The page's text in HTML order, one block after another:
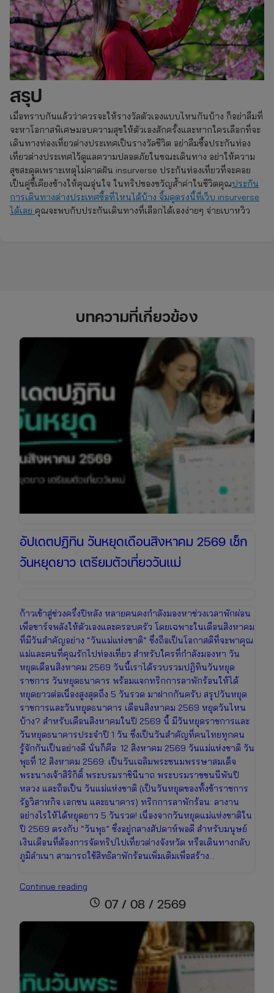
สรุป
เมื่อทราบกันแล้วว่าควรจะให้รางวัลตัวเองแบบไหนกันบ้าง ก็อย่าลืมที่
จะหาโอกาสพิเศษมอบความสุขให้ตัวเองสักครั้งและหากใครเลือกที่จะ
เดินทางท่องเที่ยวต่างประเทศเป็นรางวัลชีวิต อย่าลืมซื้อประกันท่อง
เที่ยวต่างประเทศไว้ดูแลความปลอดภัยในขณะเดินทาง อย่าให้ความ
สุขสะดุดเพราะเหตุไม่คาดฝัน insurverse ประกันท่องเที่ยวที่จะคอย
เป็นคู่ซี้เคียงข้างให้คุณอุ่นใจ ในทริปของขวัญล้ำค่าในชีวิตคุณประกัน
การเดินทางต่างประเทศซื้อที่ไหนได้บ้าง จิ้มดูตรงนี้ที่เว็บ insurverse
ได้เลย คุณจะพบกับประกันเดินทางที่เลือกได้เองง่ายๆ จ่ายเบาหวิว
บทความที่เกี่ยวข้อง
อัปเดตปฏิทิน วันหยุดเดือนสิงหาคม 2569 เช็ก
วันหยุดยาว เตรียมตัวเที่ยววันแม่
ก้าวเข้าสู่ช่วงครึ่งปีหลัง หลายคนคงกำลังมองหาช่วงเวลาพักผ่อน
เพื่อชาร์จพลังให้ตัวเองและครอบครัว โดยเฉพาะในเดือนสิงหาคม
ที่มีวันสำคัญอย่าง “วันแม่แห่งชาติ” ซึ่งถือเป็นโอกาสดีที่จะพาคุณ
แม่และคนที่คุณรักไปท่องเที่ยว สำหรับใครที่กำลังมองหา วัน
หยุดเดือนสิงหาคม 2569 วันนี้เราได้รวบรวมปฏิทินวันหยุด
ราชการ วันหยุดธนาคาร พร้อมแจกทริกการลาพักร้อนให้ได้
หยุดยาวต่อเนื่องสูงสุดถึง 5 วันรวด มาฝากกันครับ สรุปวันหยุด
ราชการและวันหยุดธนาคาร เดือนสิงหาคม 2569 หยุดวันไหน
บ้าง? สำหรับเดือนสิงหาคมในปี 2569 นี้ มีวันหยุดราชการและ
วันหยุดธนาคารประจำปี 1 วัน ซึ่งเป็นวันสำคัญที่คนไทยทุกคน
รู้จักกันเป็นอย่างดี นั่นก็คือ: 12 สิงหาคม 2569 วันแม่แห่งชาติ วัน
พุธที่ 12 สิงหาคม 2569: เป็นวันเฉลิมพระชนมพรรษาสมเด็จ
พระนางเจ้าสิริกิติ์ พระบรมราชินีนาถ พระบรมราชชนนีพันปี
หลวง และถือเป็น วันแม่แห่งชาติ (เป็นวันหยุดของทั้งข้าราชการ
รัฐวิสาหกิจ เอกชน และธนาคาร) ทริกการลาพักร้อน: ลางาน
อย่างไรให้ได้หยุดยาว 5 วันรวด! เนื่องจากวันหยุดแม่แห่งชาติใน
ปี 2569 ตรงกับ “วันพุธ” ซึ่งอยู่กลางสัปดาห์พอดี สำหรับมนุษย์
เงินเดือนที่ต้องการจัดทริปไปเที่ยวต่างจังหวัด หรือเดินทางกลับ
ภูมิลำเนา สามารถใช้สิทธิลาพักร้อนเพิ่มเติมเพื่อสร้าง…
Continue reading
ปฏิทิน
เช็ก
schedule 07 / 08 / 2569